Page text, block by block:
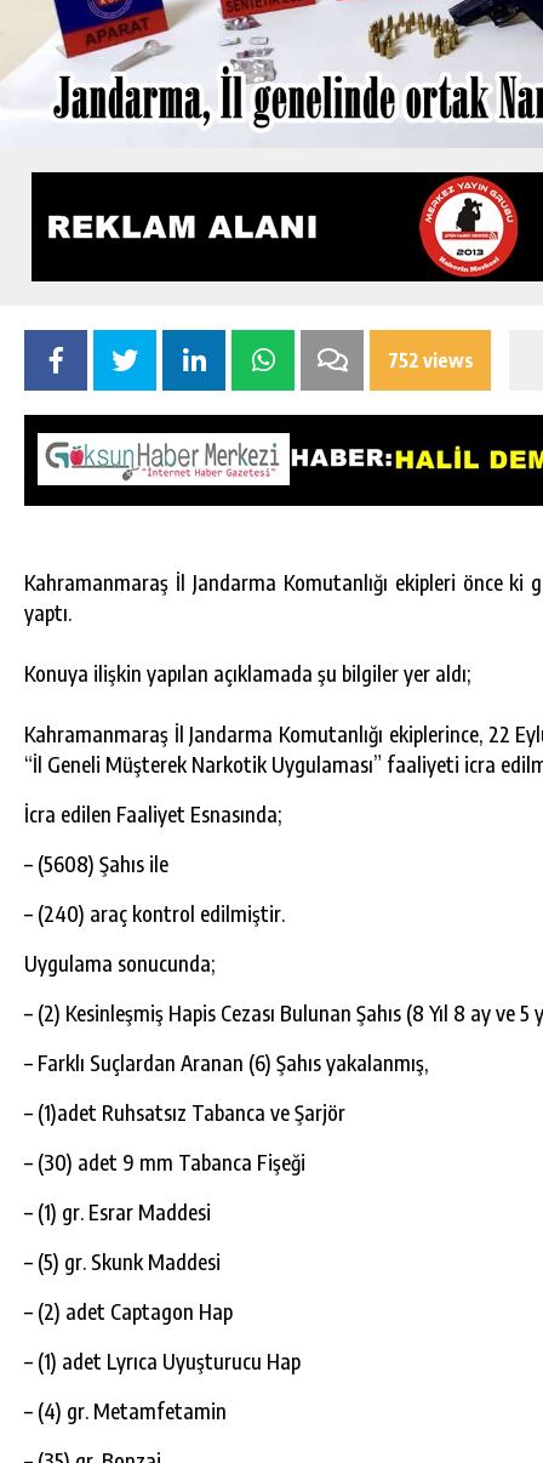
752 views
Kahramanmaraş İl Jandarma Komutanlığı ekipleri önce
yaptı.
Konuya ilişkin yapılan açıklamada şu bilgiler yer aldı;
Kahramanmaraş İl Jandarma Komutanlığı ekiplerince, 22
“İl Geneli Müşterek Narkotik Uygulaması” faaliyeti icra
İcra edilen Faaliyet Esnasında;
– (5608) Şahıs ile
– (240) araç kontrol edilmiştir.
Uygulama sonucunda;
– (2) Kesinleşmiş Hapis Cezası Bulunan Şahıs (8 Yıl 8 ay ve 5
– Farklı Suçlardan Aranan (6) Şahıs yakalanmış,
– (1)adet Ruhsatsız Tabanca ve Şarjör
– (30) adet 9 mm Tabanca Fişeği
– (1) gr. Esrar Maddesi
– (5) gr. Skunk Maddesi
– (2) adet Captagon Hap
– (1) adet Lyrıca Uyuşturucu Hap
– (4) gr. Metamfetamin
GÖKSUN HAFIZLIK KIZ KUR’AN KURSU
ÖĞRENCILERINE DARENDE GEZISI.